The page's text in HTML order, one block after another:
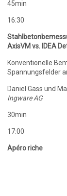
45min
16:30
AxisVM vs. IDEA
Konventionelle
Spannungsfelder
Daniel Gass und
Ingware AG
30min
17:00
Apéro riche